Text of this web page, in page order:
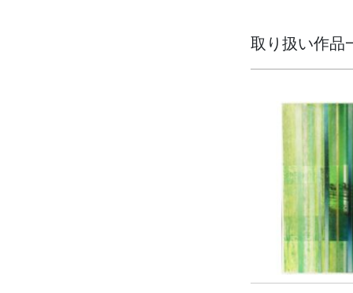
取り扱い作品